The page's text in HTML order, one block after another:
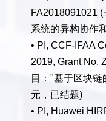
FA2018091021
系统的异构协作
• PI, CCF-IFAA
2019, Grant No.
目："基于区块
元，已结题)
• PI, Huawei